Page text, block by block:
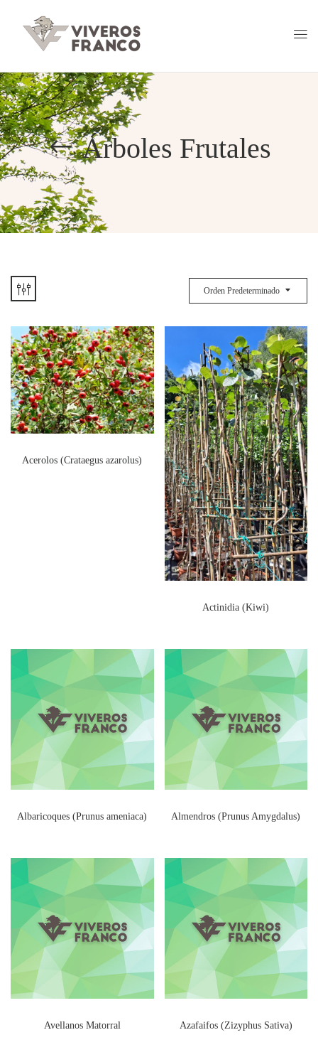
Árboles Frutales
Orden Predeterminado
Acerolos (Crataegus azarolus)
Actinidia (Kiwi)
Albaricoques (Prunus ameniaca) Almendros (Prunus Amygdalus)
Avellanos Matorral Azafaifos (Zizyphus Sativa)